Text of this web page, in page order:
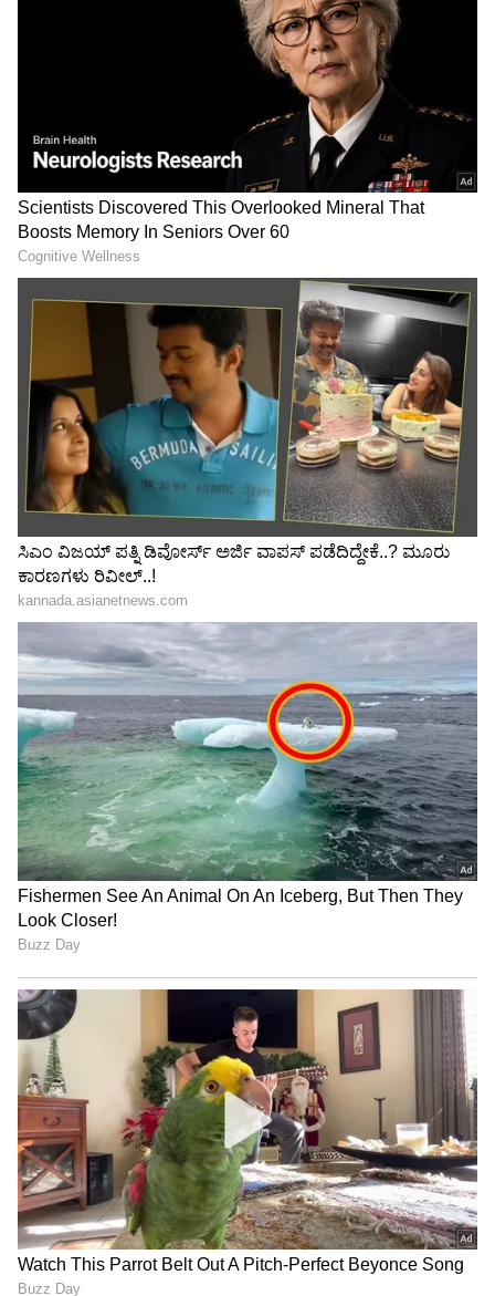
ಕೂದಲು ಕಸಿ ಮಾಡಿಸಿಕೊಂಡ’ ಎಂದು ಅಧಿಕಾರಿಗಳು
ಗಗನಕ್ಕೇರಿದ ಗೃಹ ಬಳಕೆಯ 14
ಕೆಜಿ ಸಿಲಿಂಡರ್ ಬೆಲೆ!
India Latest News Live:
ಜೂ.21ಕ್ಕೆ ನ್ಯೂಯಾರ್ಕ್‌ ಯೋಗ
ದಿನಕ್ಕೆ ಬೆಂಗಳೂರಿನ ನಾಗೇಂದ್ರ
ನೇತೃತ್ವ; ಟೈಮ್ಸ್ ಸ್ಕ್ವೇರ್‌ನಲ್ಲಿ
ಕಾರ್ಯಕ್ರಮ
LATEST VIDEOS
"ರಾಜಕೀಯ ಬೇಡ, ಸಿನಿಮಾನೇ ಪ್ರಾಣ":
ಕನಕೋತ್ಸವದಲ್ಲಿ ರಿಷಬ್ ಶೆಟ್ಟಿ | Rishab
Shetty speech | Suvarna News
ಶೇ.50 ರಿಂದ ಶೇ.18 ಕ್ಕೆ TAX ಇಳಿಕೆ: ಮೋದಿ-
ಟ್ರಂಪ್ ಐತಿಹಾಸಿಕ ಒಪ್ಪಂದ | India US
Trade Deal | Party Rounds